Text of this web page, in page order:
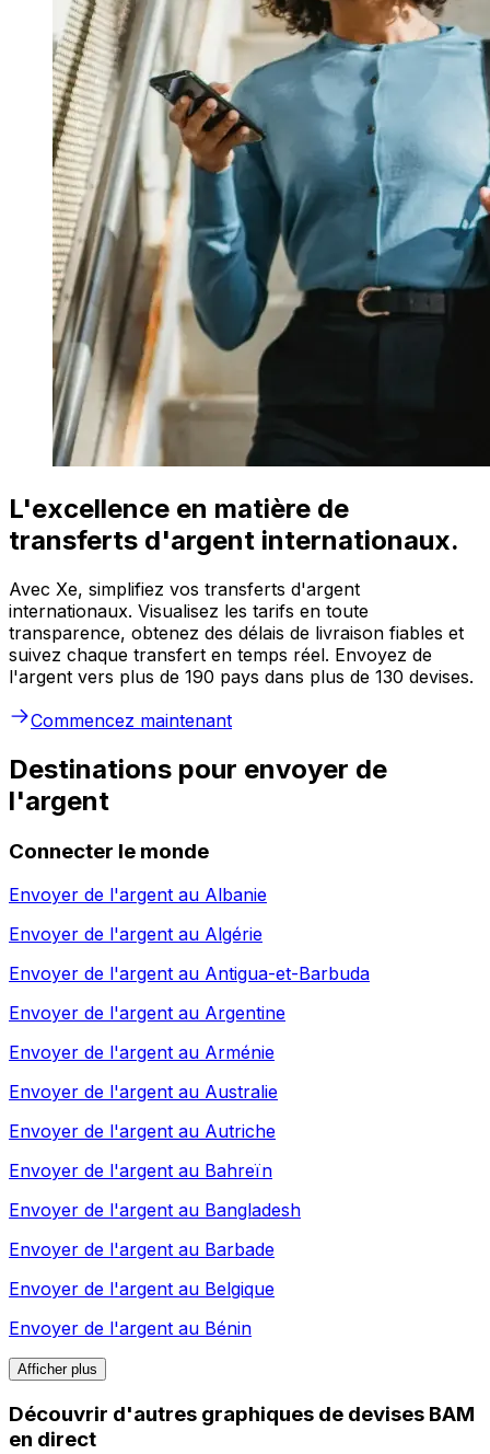
L'excellence en matière de
transferts d'argent internationaux.
Avec Xe, simplifiez vos transferts d'argent
internationaux. Visualisez les tarifs en toute
transparence, obtenez des délais de livraison fiables et
suivez chaque transfert en temps réel. Envoyez de
l'argent vers plus de 190 pays dans plus de 130 devises.
Commencez maintenant
Destinations pour envoyer de
l'argent
Connecter le monde
Envoyer de l'argent au Albanie
Envoyer de l'argent au Algérie
Envoyer de l'argent au Antigua-et-Barbuda
Envoyer de l'argent au Argentine
Envoyer de l'argent au Arménie
Envoyer de l'argent au Australie
Envoyer de l'argent au Autriche
Envoyer de l'argent au Bahreïn
Envoyer de l'argent au Bangladesh
Envoyer de l'argent au Barbade
Envoyer de l'argent au Belgique
Envoyer de l'argent au Bénin
Afficher plus
Découvrir d'autres graphiques de devises BAM
en direct